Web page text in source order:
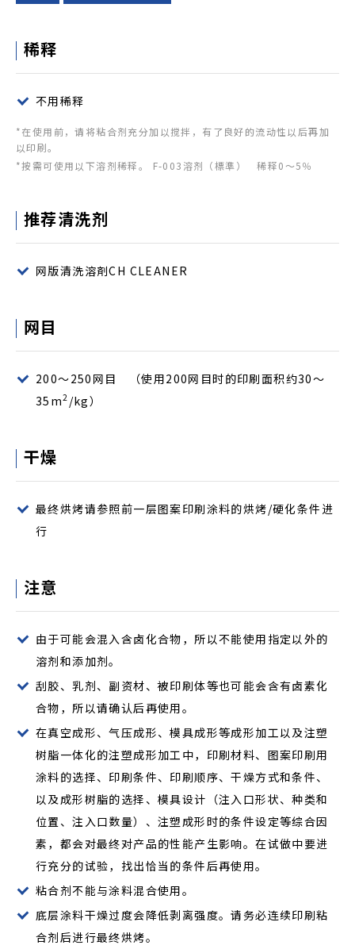
稀释
不用稀释
*在使用前，请将粘合剂充分加以搅拌，有了良好的流动性以后再加
以印刷。
*按需可使用以下溶剂稀释。 F-003溶剂（標準） 稀释0～5％
推荐清洗剂
网版清洗溶剤CH CLEANER
网目
200～250网目 （使用200网目时的印刷面积约30～
35m2 /kg）
干燥
最终烘烤请参照前一层图案印刷涂料的烘烤/硬化条件进
行
注意
由于可能会混入含卤化合物，所以不能使用指定以外的
溶剂和添加剂。
刮胶、乳剂、副资材、被印刷体等也可能会含有卤素化
合物，所以请确认后再使用。
在真空成形、气压成形、模具成形等成形加工以及注塑
树脂一体化的注塑成形加工中，印刷材料、图案印刷用
涂料的选择、印刷条件、印刷顺序、干燥方式和条件、
以及成形树脂的选择、模具设计（注入口形状、种类和
位置、注入口数量）、注塑成形时的条件设定等综合因
素，都会对最终对产品的性能产生影响。在试做中要进
行充分的试验，找出恰当的条件后再使用。
粘合剂不能与涂料混合使用。
底层涂料干燥过度会降低剥离强度。请务必连续印刷粘
合剂后进行最终烘烤。